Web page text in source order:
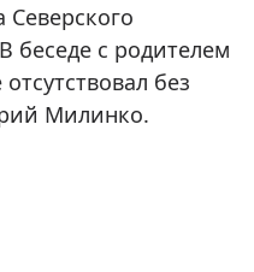
Северского
беседе с родителем
без
Милинко.